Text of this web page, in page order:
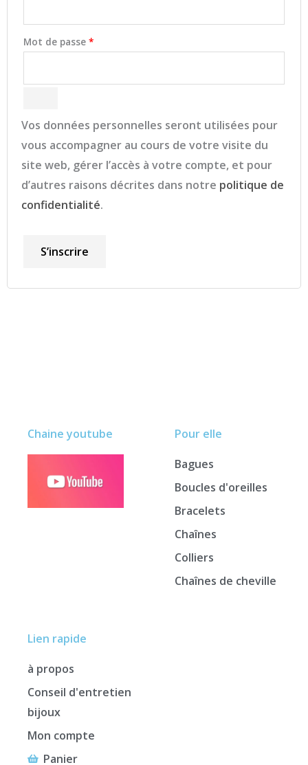
Mot de passe *
Vos données personnelles seront utilisées pour
vous accompagner au cours de votre visite du
site web, gérer l’accès à votre compte, et pour
d’autres raisons décrites dans notre politique de
confidentialité.
S’inscrire
Lien rapide
à propos
Conseil d'entretien
bijoux
Mon compte
Panier
Pour elle
Bagues
Boucles d'oreilles
Bracelets
Chaînes
Colliers
Chaînes de cheville
Chaine youtube